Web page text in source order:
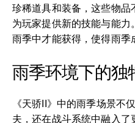
珍稀道具和装备，这些物
为玩家提供新的技能与能
雨季中才能获得，使得雨季
雨季环境下的独
《天骄II》中的雨季场景不
夫，还在战斗系统中融入